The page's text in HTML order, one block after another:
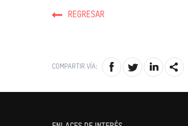
REGRESAR
COMPARTIR VÍA: